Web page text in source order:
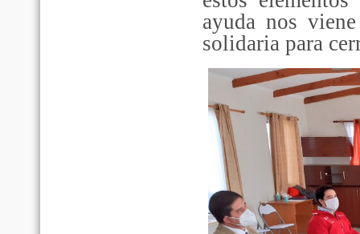
ayuda nos
solidaria para